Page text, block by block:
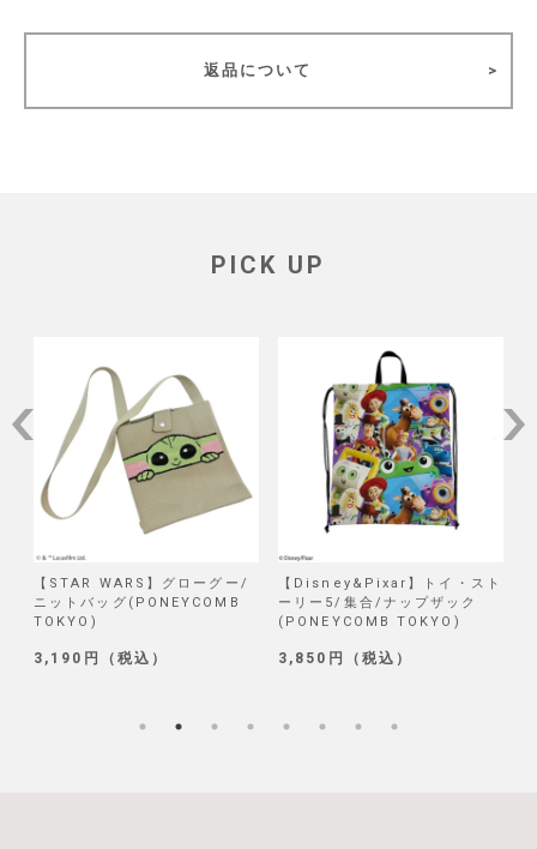
返品について
PICK UP
【STAR WARS】グローグー/
ニットバッグ(PONEYCOMB
TOKYO)
3,190円（税込）
【Disney&Pixar】トイ・スト
ーリー5/集合/ナップザック
(PONEYCOMB TOKYO)
3,850円（税込）